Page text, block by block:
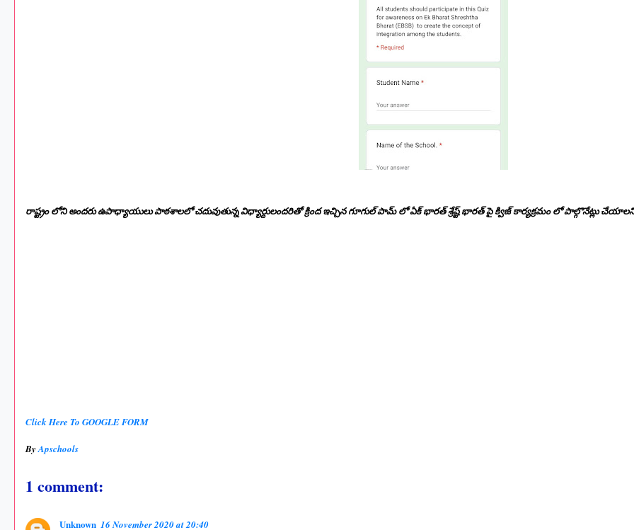
రాష్ట్రం లోని అందరు ఉపాధ్యాయులు పాఠశాలలో చదువుతున్న విధ్యార్దులందరితో క్రింద ఇచ్చిన గూగుల్ పామ్ లో ఏక్ భారత్ శ్రేష్ట్ భారత్ పై క్విజ్ కార్యక్రమం లో పాల్గొనేట్లు
Click Here To GOOGLE FORM
ByApschools
1 comment:
Unknown 16 November 2020 at 20:40